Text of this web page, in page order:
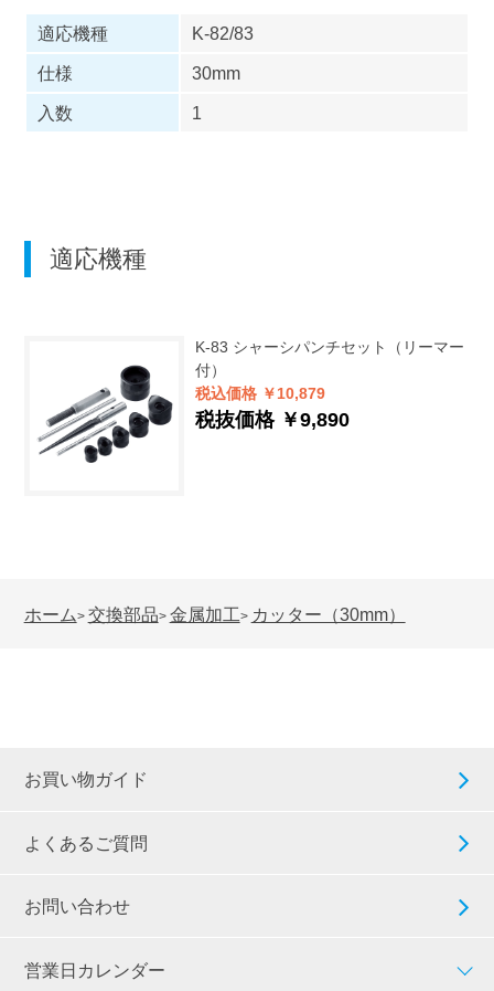
適応機種
K-82/83
仕様
30mm
入数
1
適応機種
K-83 シャーシパンチセット（リーマー
付）
税込価格 ￥10,879
税抜価格 ￥9,890
ホーム> 交換部品> 金属加工> カッター（30mm）
お買い物ガイド
よくあるご質問
お問い合わせ
営業日カレンダー